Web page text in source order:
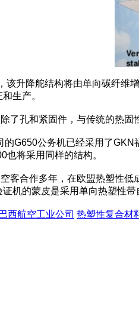
升降舵结构将由单向碳纤维
生产。
孔和紧固件，与传统的热固
G650公务机已经采用了GKN
也将采用同样的结构。
合作多年，在欧盟热塑性低
机的蒙皮是采用单向热塑性带
巴西航空工业公司 热塑性复合材